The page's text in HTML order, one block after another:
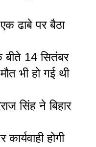
ढाबे पर बैठा
बीते 14 सितंबर
भी हो गई थी
सिंह ने बिहार
होगी